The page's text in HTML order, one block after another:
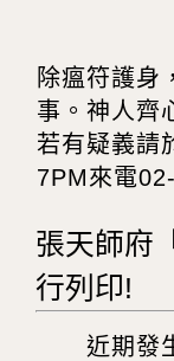
除瘟符護身
事。神人齊
若有疑義請
7PM來電
張天師府
行列印!
近期發生